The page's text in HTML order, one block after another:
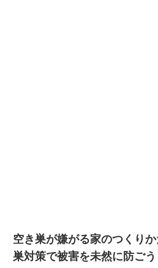
空き巣が嫌がる家のつくり
巣対策で被害を未然に防ごう